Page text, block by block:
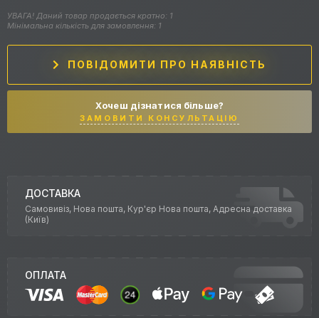
УВАГА! Даний товар продається кратно: 1
Мінімальна кількість для замовлення: 1
ПОВІДОМИТИ ПРО НАЯВНІСТЬ
Хочеш дізнатися більше?
ЗАМОВИТИ КОНСУЛЬТАЦІЮ
ДОСТАВКА
Самовивіз, Нова пошта, Кур'єр Нова пошта, Адресна доставка
(Київ)
ОПЛАТА